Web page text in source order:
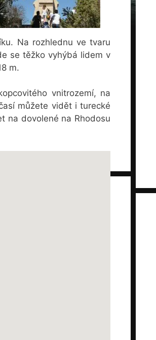
Na rozhlednu ve tvaru
se těžko vyhýbá lidem v
m.
vnitrozemí, na
můžete vidět i turecké
na dovolené na Rhodosu